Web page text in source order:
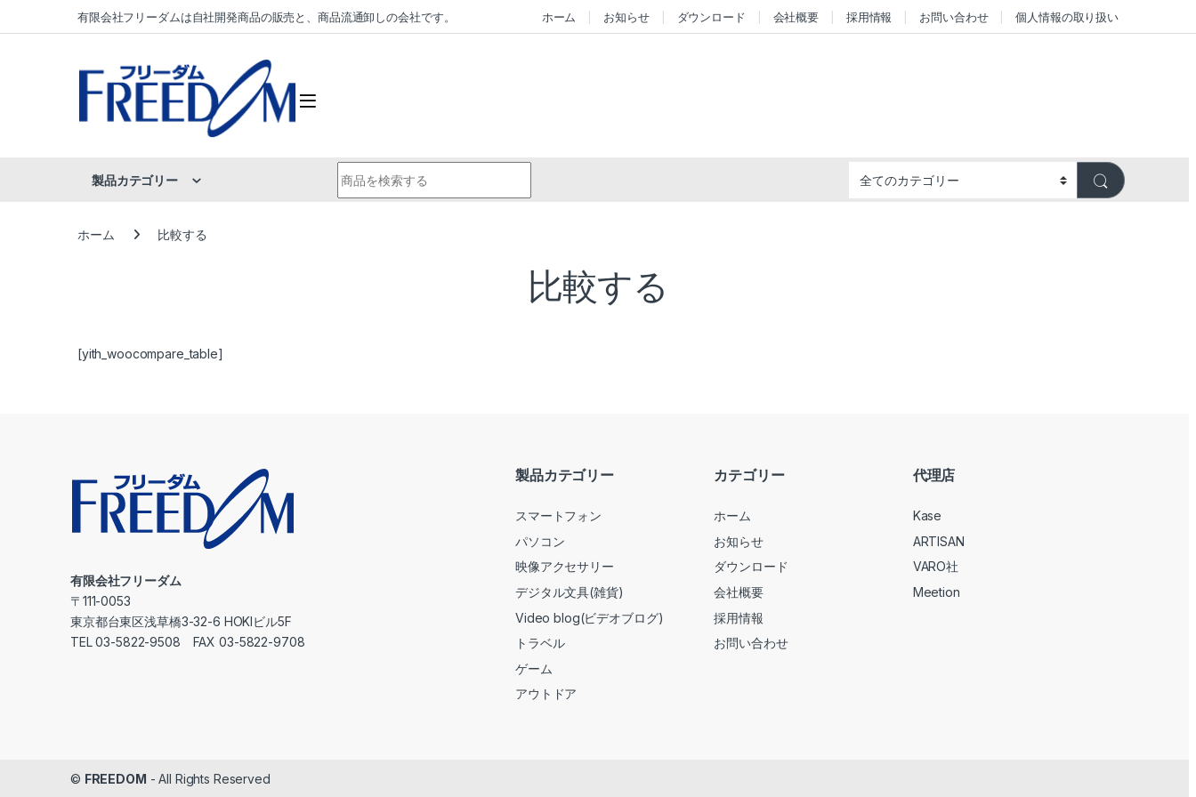
Skip to navigation
Skip to content有限会社フリーダムは自社開発商品の販売と、商品流通卸しの会社です。 ホーム お知らせ ダウンロード 会社概要 採用情報 お問い合わせ 個人情報の取り扱い
製品カテゴリー
ホーム 比較する
比較する
[yith_woocompare_table]
有限会社フリーダム
〒111-0053
東京都台東区浅草橋3-32-6 HOKIビル5F
TEL 03-5822-9508 FAX 03-5822-9708
製品カテゴリー
スマートフォン
パソコン
映像アクセサリー
デジタル文具(雑貨)
Video blog(ビデオブログ)
トラベル
ゲーム
アウトドア
カテゴリー
ホーム
お知らせ
ダウンロード
会社概要
採用情報
お問い合わせ
代理店
Kase
ARTISAN
VARO社
Meetion
© FREEDOM - All Rights Reserved